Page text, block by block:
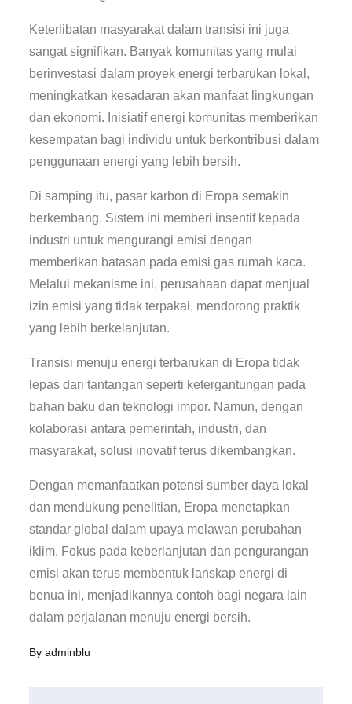
Keterlibatan masyarakat dalam transisi ini juga
sangat signifikan. Banyak komunitas yang mulai
berinvestasi dalam proyek energi terbarukan lokal,
meningkatkan kesadaran akan manfaat lingkungan
dan ekonomi. Inisiatif energi komunitas memberikan
kesempatan bagi individu untuk berkontribusi dalam
penggunaan energi yang lebih bersih.
Di samping itu, pasar karbon di Eropa semakin
berkembang. Sistem ini memberi insentif kepada
industri untuk mengurangi emisi dengan
memberikan batasan pada emisi gas rumah kaca.
Melalui mekanisme ini, perusahaan dapat menjual
izin emisi yang tidak terpakai, mendorong praktik
yang lebih berkelanjutan.
Transisi menuju energi terbarukan di Eropa tidak
lepas dari tantangan seperti ketergantungan pada
bahan baku dan teknologi impor. Namun, dengan
kolaborasi antara pemerintah, industri, dan
masyarakat, solusi inovatif terus dikembangkan.
Dengan memanfaatkan potensi sumber daya lokal
dan mendukung penelitian, Eropa menetapkan
standar global dalam upaya melawan perubahan
iklim. Fokus pada keberlanjutan dan pengurangan
emisi akan terus membentuk lanskap energi di
benua ini, menjadikannya contoh bagi negara lain
dalam perjalanan menuju energi bersih.
Byadminblu